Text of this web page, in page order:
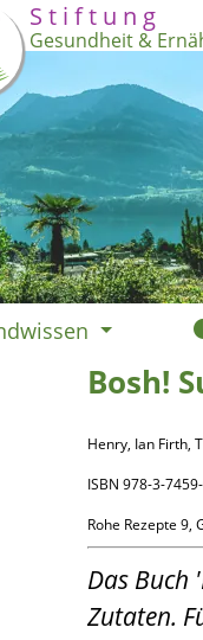
S t i f t u n g
Gesundheit &
Bosh!
Henry, Ian Firth,
ISBN 978-3-
Rohe Rezepte 9,
Das Buch
Zutaten.